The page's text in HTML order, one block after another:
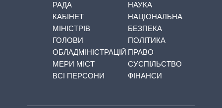
РАДА
КАБІНЕТ
МІНІСТРІВ
ГОЛОВИ
ОБЛАДМІНІСТРАЦІЙ
МЕРИ МІСТ
ВСІ ПЕРСОНИ
НАУКА
НАЦІОНАЛЬНА
БЕЗПЕКА
ПОЛІТИКА
ПРАВО
СУСПІЛЬСТВО
ФІНАНСИ